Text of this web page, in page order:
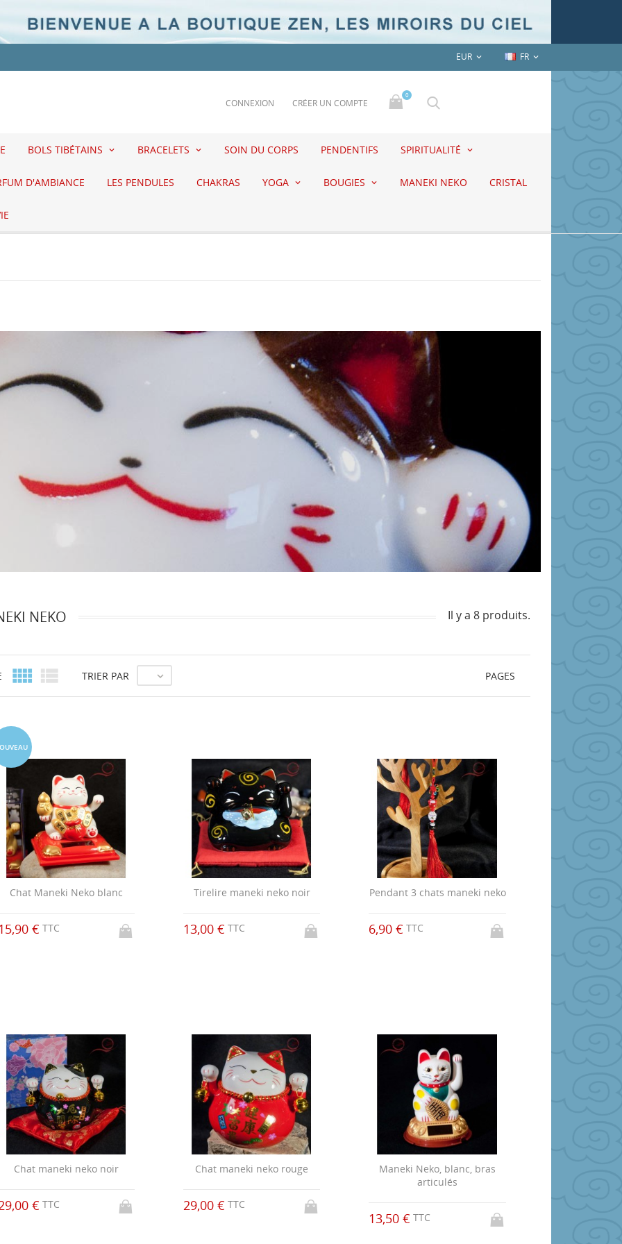
EUR  FR 
CONNEXION CRÉER UN COMPTE
0
BOLS TIBÉTAINS BRACELETS SOIN DU CORPS PENDENTIFS SPIRITUALITÉ
D'AMBIANCE LES PENDULES CHAKRAS YOGA BOUGIES MANEKI NEKO CRISTAL
NEKO Il y a 8 produits.
  TRIER PAR  PAGES
Chat Maneki Neko blanc
€ TTC
Tirelire maneki neko noir
13,00 € TTC
Pendant 3 chats maneki neko
6,90 € TTC
Chat maneki neko noir
€ TTC
Chat maneki neko rouge
29,00 € TTC
Maneki Neko, blanc, bras
articulés
13,50 € TTC